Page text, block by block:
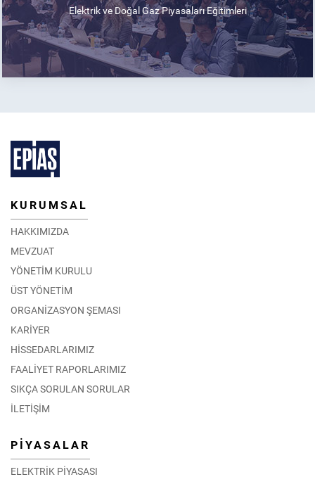
Elektrik ve Doğal Gaz Piyasaları Eğitimleri
KURUMSAL
HAKKIMIZDA
MEVZUAT
YÖNETİM KURULU
ÜST YÖNETİM
ORGANİZASYON ŞEMASI
KARİYER
HİSSEDARLARIMIZ
FAALİYET RAPORLARIMIZ
SIKÇA SORULAN SORULAR
İLETİŞİM
PİYASALAR
ELEKTRİK PİYASASI